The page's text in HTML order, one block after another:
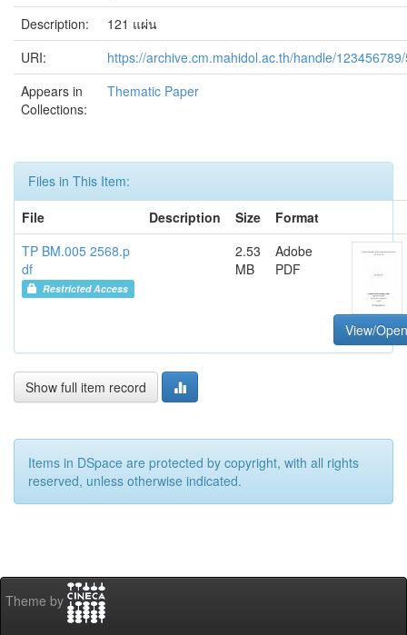
Description:
121 แผ่น
URI:
https://archive.cm.mahidol.ac.th/handle/
Appears in
Collections:
Thematic Paper
Files in This Item:
File
Description Size
Format
TP BM.005 2568.p
df
Restricted Access
2.53
MB
Adobe
PDF
View/Open
Show full item record
Items in DSpace are protected by copyright, with all rights
reserved, unless otherwise indicated.
Theme by